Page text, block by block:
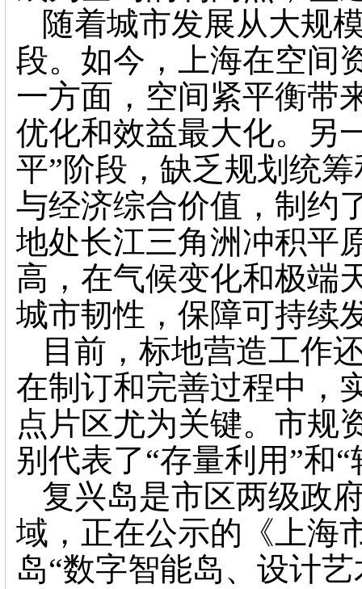
随着城市发展从大规
段。如今，上海在空间
一方面，空间紧平衡带
优化和效益最大化。另
平”阶段，缺乏规划统
与经济综合价值，制约
地处长江三角洲冲积平
高，在气候变化和极端
城市韧性，保障可持续
目前，标地营造工作
在制订和完善过程中，
点片区尤为关键。市规
别代表了“存量利用”和
复兴岛是市区两级政
域，正在公示的《上海
岛“数字智能岛、设计